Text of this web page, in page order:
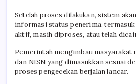
Setelah proses dilakukan, sistem
informasi status penerima, termasuk
aktif, masih diproses, atau telah
Pemerintah mengimbau masyarakat
dan NISN yang dimasukkan sesuai
proses pengecekan berjalan lancar.